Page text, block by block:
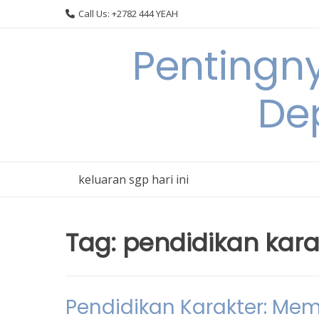
Call Us: +2782 444 YEAH
keluaran sgp hari ini
Tag: pendidikan
Pendidikan Karakter: